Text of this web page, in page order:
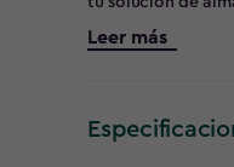
necesites. Las
quienes buscan
Leer más